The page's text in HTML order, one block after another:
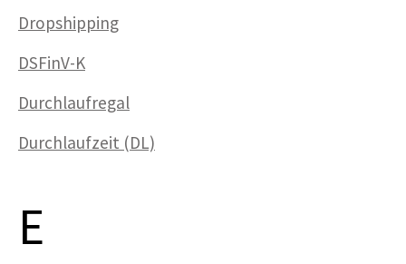
Dropshipping
DSFinV-K
Durchlaufregal
Durchlaufzeit (DL)
E